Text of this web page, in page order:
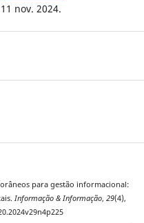
nov. 2024.
para gestão informacional:
Informação & Informação, 29(4),